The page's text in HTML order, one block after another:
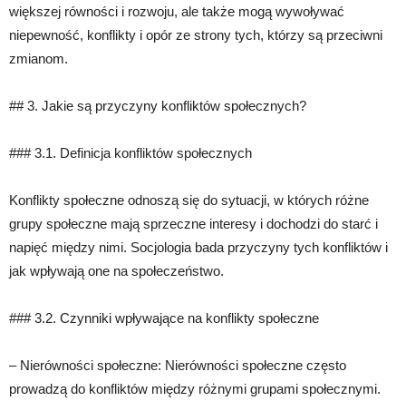
większej równości i rozwoju, ale także mogą wywoływać
niepewność, konflikty i opór ze strony tych, którzy są przeciwni
zmianom.
## 3. Jakie są przyczyny konfliktów społecznych?
### 3.1. Definicja konfliktów społecznych
Konflikty społeczne odnoszą się do sytuacji, w których różne
grupy społeczne mają sprzeczne interesy i dochodzi do starć i
napięć między nimi. Socjologia bada przyczyny tych konfliktów i
jak wpływają one na społeczeństwo.
### 3.2. Czynniki wpływające na konflikty społeczne
– Nierówności społeczne: Nierówności społeczne często
prowadzą do konfliktów między różnymi grupami społecznymi.